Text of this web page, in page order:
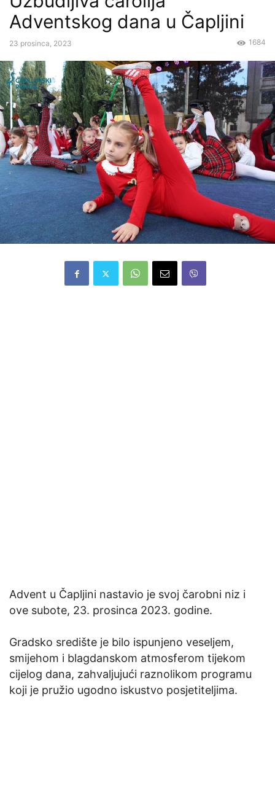
Adventskog dana u Čapljini
23 prosinca, 2023 1684
Advent u Čapljini nastavio je svoj čarobni niz i
ove subote, 23. prosinca 2023. godine.
Gradsko središte je bilo ispunjeno veseljem,
smijehom i blagdanskom atmosferom tijekom
cijelog dana, zahvaljujući raznolikom programu
koji je pružio ugodno iskustvo posjetiteljima.